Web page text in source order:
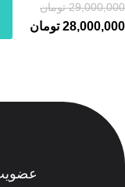
29,000,000 تومان
28,000,000 تومان